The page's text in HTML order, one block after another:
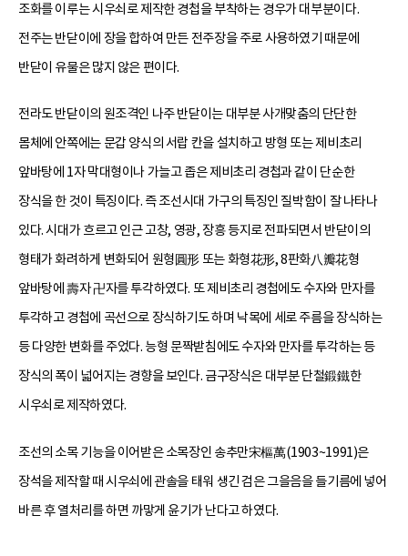
조화를 이루는 시우쇠로 제작한 경첩을 부착하는 경우가 대부분이다.
전주는 반닫이에 장을 합하여 만든 전주장을 주로 사용하였기 때문에
반닫이 유물은 많지 않은 편이다.
전라도 반닫이의 원조격인 나주 반닫이는 대부분 사개맞춤의 단단한
몸체에 안쪽에는 문갑 양식의 서랍 칸을 설치하고 방형 또는 제비초리
앞바탕에 1자 막대형이나 가늘고 좁은 제비초리 경첩과 같이 단순한
장식을 한 것이 특징이다. 즉 조선시대 가구의 특징인 질박함이 잘 나타나
있다. 시대가 흐르고 인근 고창, 영광, 장흥 등지로 전파되면서 반닫이의
형태가 화려하게 변화되어 원형圓形 또는 화형花形, 8판화八瓣花형
앞바탕에 壽자 卍자를 투각하였다. 또 제비초리 경첩에도 수자와 만자를
투각하고 경첩에 곡선으로 장식하기도 하며 낙목에 세로 주름을 장식하는
등 다양한 변화를 주었다. 능형 문짝받침에도 수자와 만자를 투각하는 등
장식의 폭이 넓어지는 경향을 보인다. 금구장식은 대부분 단철鍛鐵한
시우쇠로 제작하였다.
조선의 소목 기능을 이어받은 소목장인 송추만宋樞萬(1903~1991)은
장석을 제작할 때 시우쇠에 관솔을 태워 생긴 검은 그을음을 들기름에 넣어
바른 후 열처리를 하면 까맣게 윤기가 난다고 하였다.